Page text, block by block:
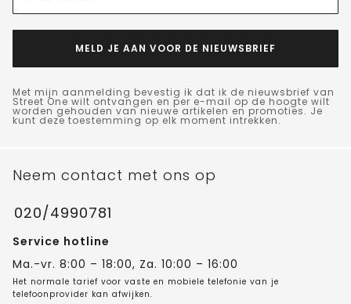
MELD JE AAN VOOR DE NIEUWSBRIEF
Met mijn aanmelding bevestig ik dat ik de nieuwsbrief van
Street One wilt ontvangen en per e-mail op de hoogte wilt
worden gehouden van nieuwe artikelen en promoties. Je
kunt deze toestemming op elk moment intrekken.
Neem contact met ons op
020/4990781
Service hotline
Ma.-vr. 8:00 – 18:00, Za. 10:00 – 16:00
Het normale tarief voor vaste en mobiele telefonie van je
telefoonprovider kan afwijken.